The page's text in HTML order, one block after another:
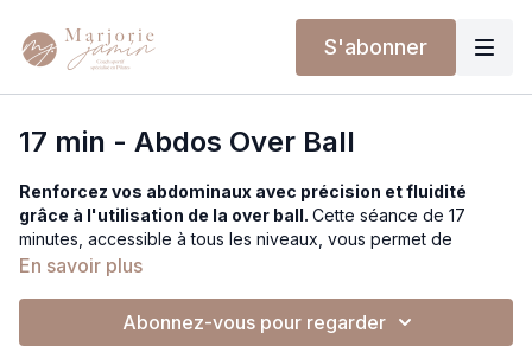
S'abonner
17 min - Abdos Over Ball
Renforcez vos abdominaux avec précision et fluidité
grâce à l'utilisation de la over ball. Cette séance de 17
minutes, accessible à tous les niveaux, vous permet de
renforcer vos abdominaux tout en préservant la quiétude de
pratique et améliorant la connexion des côtes vers l’avant,
En savoir plus
Abonnez-vous pour regarder